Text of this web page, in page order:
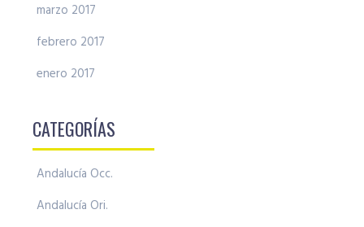
marzo 2017
febrero 2017
enero 2017
CATEGORÍAS
Andalucía Occ.
Andalucía Ori.